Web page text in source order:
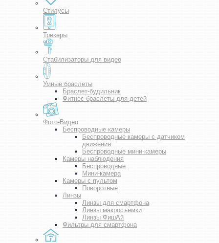
Стилусы
Трекеры
Стабилизаторы для видео
Умные браслеты
Браслет-будильник
Фитнес-браслеты для детей
Фото-Видео
Беспроводные камеры
Беспроводные камеры с датчиком
движения
Беспроводные мини-камеры
Камеры наблюдения
Беспроводные
Мини-камера
Камеры с пультом
Поворотные
Линзы
Линзы для смартфона
Линзы макросъемки
Линзы ФишАй
Фильтры для смартфона